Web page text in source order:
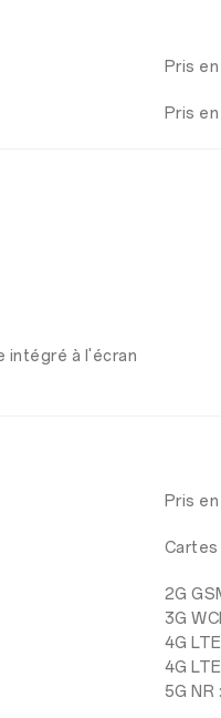
Pris
Pris
intégré à l'écran
Pris
Cartes
2G
3G
4G
4G
5G